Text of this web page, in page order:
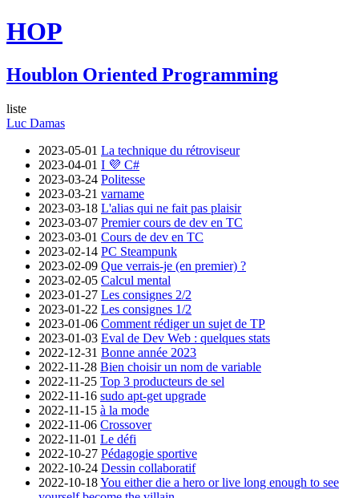
HOP
Houblon Oriented Programming
liste
Luc Damas
2023-05-01 La technique du rétroviseur
2023-04-01 I 💜 C#
2023-03-24 Politesse
2023-03-21 varname
2023-03-18 L'alias qui ne fait pas plaisir
2023-03-07 Premier cours de dev en TC
2023-03-01 Cours de dev en TC
2023-02-14 PC Steampunk
2023-02-09 Que verrais-je (en premier) ?
2023-02-05 Calcul mental
2023-01-27 Les consignes 2/2
2023-01-22 Les consignes 1/2
2023-01-06 Comment rédiger un sujet de TP
2023-01-03 Eval de Dev Web : quelques stats
2022-12-31 Bonne année 2023
2022-11-28 Bien choisir un nom de variable
2022-11-25 Top 3 producteurs de sel
2022-11-16 sudo apt-get upgrade
2022-11-15 à la mode
2022-11-06 Crossover
2022-11-01 Le défi
2022-10-27 Pédagogie sportive
2022-10-24 Dessin collaboratif
2022-10-18You either die a hero or live long enough to see